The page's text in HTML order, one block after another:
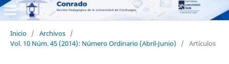
Inicio / Archivos /
Vol. 10 Núm. 45 (2014): Número Ordinario (Abril-Junio)
/ Artículos